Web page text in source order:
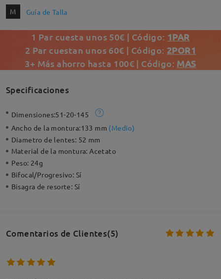
M Guía de Talla
1 Par cuesta unos 50€ | Código: 1PAR
2 Par cuestan unos 60€ | Código: 2POR1
3+ Más ahorro hasta 100€ | Código: MAS
Specificaciones
Dimensiones:51-20-145
Ancho de la montura:133 mm (Medio)
Diametro de lentes: 52 mm
Material de la montura:Acetato
Peso: 24g
Bifocal/Progresivo: Sí
Bisagra de resorte: Sí
Comentarios de Clientes(5)